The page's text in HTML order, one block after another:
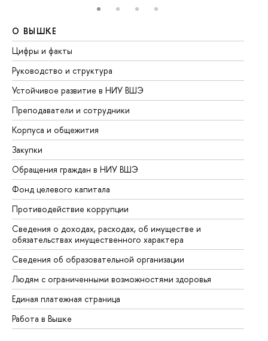
О ВЫШКЕ
Цифры и факты
Руководство и структура
Устойчивое развитие в НИУ ВШЭ
Преподаватели и сотрудники
Корпуса и общежития
Закупки
Обращения граждан в НИУ ВШЭ
Фонд целевого капитала
Противодействие коррупции
Сведения о доходах, расходах, об имуществе и
обязательствах имущественного характера
Сведения об образовательной организации
Людям с ограниченными возможностями здоровья
Единая платежная страница
Работа в Вышке